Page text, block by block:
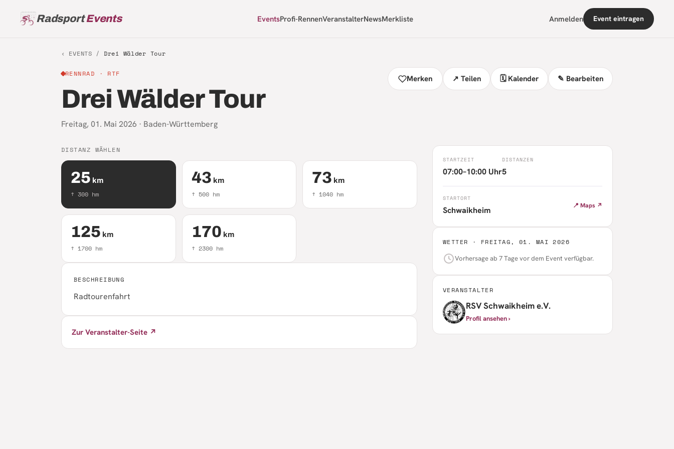
RadsportEvents EventsProfi-RennenVeranstalterNewsMerkliste Anmelden Event eintragen
‹ EVENTS / Drei Wälder Tour
RENNRAD · RTF
Drei Wälder Tour
Freitag, 01. Mai 2026 · Baden-Württemberg
Merken ↗ Teilen 🗓 Kalender ✎ Bearbeiten
DISTANZ WÄHLEN
25 km
↑ 300 hm
43 km
↑ 500hm
73 km
↑ 1040 hm
125 km
↑ 1700 hm
170 km
↑ 2300hm
BESCHREIBUNG
Radtourenfahrt
Zur Veranstalter-Seite ↗
STARTZEIT
07:00–10:00 Uhr
DISTANZEN
5
STARTORT
Schwaikheim 📍 Maps ↗
WETTER · FREITAG, 01. MAI 2026
Vorhersage ab 7 Tage vor dem Event verfügbar.
VERANSTALTER
RSV Schwaikheim e.V.
Profil ansehen ›